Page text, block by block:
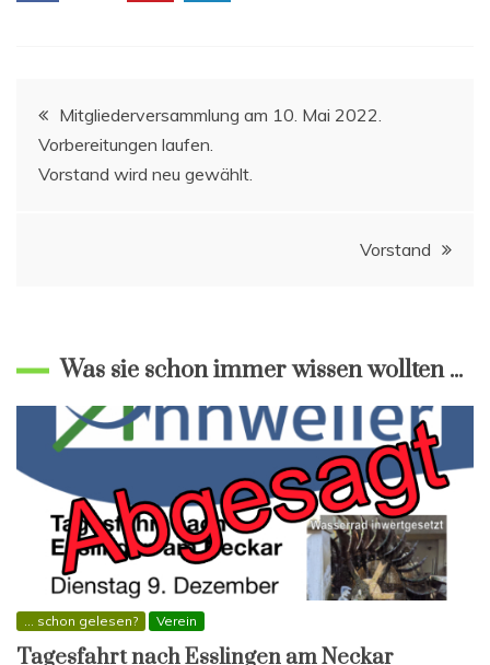
Beitragsnavigation
Mitgliederversammlung am 10. Mai 2022.
Vorbereitungen laufen.
Vorstand wird neu gewählt.
Vorstand
Was sie schon immer wissen wollten ...
... schon gelesen? Verein
Tagesfahrt nach Esslingen am Neckar